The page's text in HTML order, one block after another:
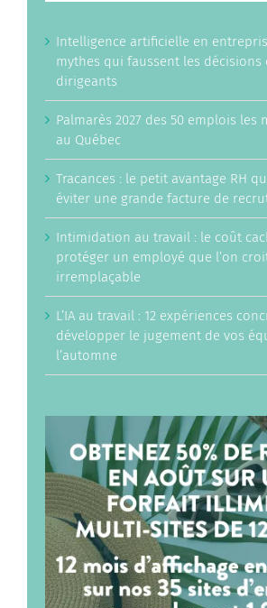
Intelligence artificielle en
mythes qui faussent les décisions
dirigeants
Palmarès 2027 des 50 emplois les
au Québec
Tracances : le petit avantage RH
éviter une grande facture de
Intimidation au travail : le coût
protéger un employé que l’on
irremplaçable
L’IA au travail : 12 expériences
développer le jugement de vos
l’automne